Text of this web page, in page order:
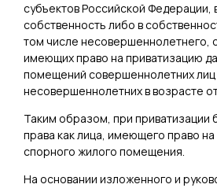
субъектов Российской Федерации,
собственность либо в
том числе несовершеннолетнего,
имеющих право на приватизацию
помещений совершеннолетних лиц
несовершеннолетних в возрасте
Таким образом, при приватизации
права как лица, имеющего право
спорного жилого помещения.
На основании изложенного и